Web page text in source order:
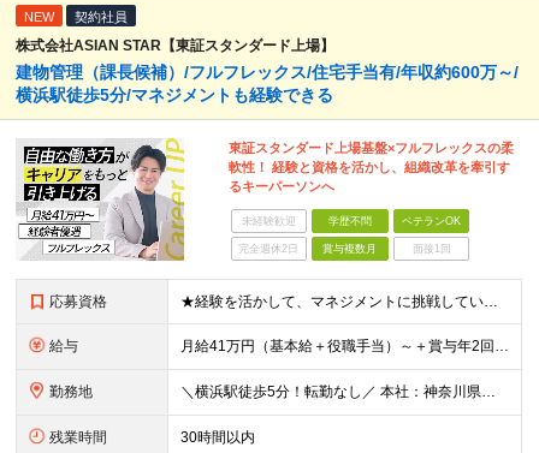
NEW 契約社員
株式会社ASIAN STAR【東証スタンダード上場】
建物管理（課長候補）/フルフレックス/住宅手当有/年収約600万～/
横浜駅徒歩5分/マネジメントも経験できる
東証スタンダード上場基盤×フルフレックスの柔
軟性！ 経験と資格を活かし、組織改革を牽引す
るキーパーソンへ
未経験歓迎 学歴不問 ベテランOK
完全週休2日 賞与複数月 面接1回
応募資格 ★経験を活かして、マネジメントに挑戦していきたい方を募集中！ ◆建物管理の経験が5年以上ある方 ◆管理業務主任者の資格をお持ちの方 ◆学歴不問 ◆普通運転免許(AT限定可)
給与 月給41万円（基本給＋役職手当）～＋賞与年2回＋資格手当 ※経験・スキルを考慮の上、当社規定により優遇致します ※管理職のため残業代はございません ※役職手当6万円を含みます ※管理業務主任者は資格
勤務地 ＼横浜駅徒歩5分！転勤なし／ 本社：神奈川県横浜市西区高島2-6-32 横浜東口ウィスポートビル8F ※(変更の範囲)上記を除く当社関連勤務地
残業時間 30時間以内